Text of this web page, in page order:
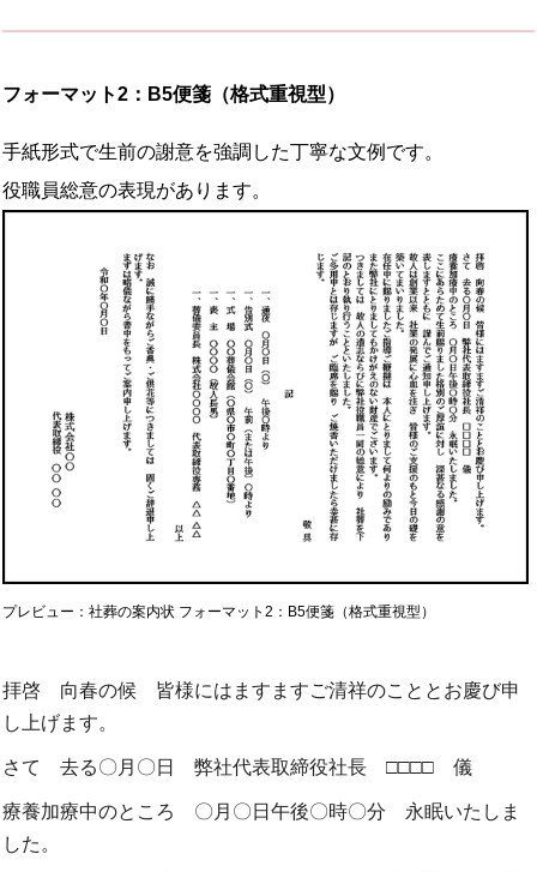
フォーマット2：B5便箋（格式重視型）
手紙形式で生前の謝意を強調した丁寧な文例です。
役職員総意の表現があります。
プレビュー：社葬の案内状 フォーマット2：B5便箋（格式重視型）
拝啓 向春の候 皆様にはますますご清祥のこととお慶び申
し上げます。
さて 去る〇月〇日 弊社代表取締役社長 □□□□ 儀
療養加療中のところ 〇月〇日午後〇時〇分 永眠いたしま
した。